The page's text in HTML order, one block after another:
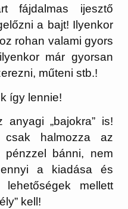
fájdalmas ijesztő
a bajt! Ilyenkor
rohan valami gyors
már gyorsan
műteni stb.!
így lennie!
anyagi „bajokra” is!
halmozza az
bánni, nem
a kiadása és
mellett
kell!